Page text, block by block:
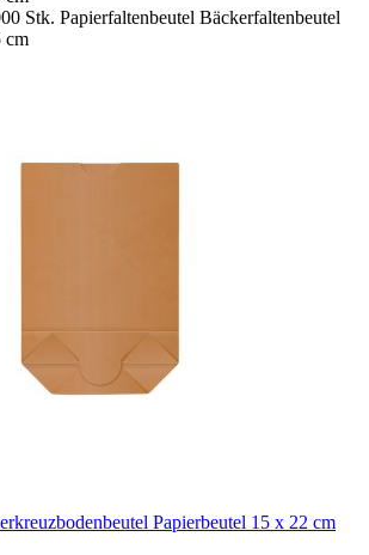
Papierbeutel 15 x 22 cm